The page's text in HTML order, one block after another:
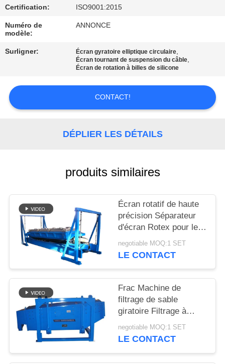
CONTRÔLE
DE
QUALITÉ
NOUS
CONTACTER
DEMANDEZ
DU
SITE
PRIVACY
POLICY
Certification: ISO9001:2015
Numéro de
modèle:
ANNONCE
Surligner: Écran gyratoire elliptique circulaire,
Écran tournant de suspension du câble,
Écran de rotation à billes de silicone
CONTACT!
DÉPLIER LES DÉTAILS
produits similaires
Écran rotatif de haute
précision Séparateur
d'écran Rotex pour le
dépistage du sable de
silice
negotiable MOQ:1 SET
LE CONTACT
Frac Machine de
filtrage de sable
giratoire Filtrage à
grande capacité de
filtrage
negotiable MOQ:1 SET
LE CONTACT